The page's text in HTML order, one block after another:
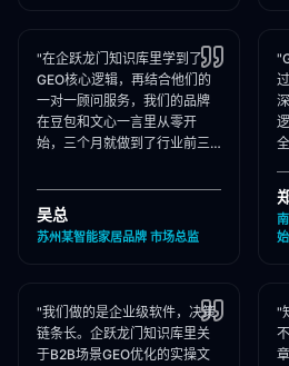
"在企跃龙门知识库里学到了
GEO核心逻辑，再结合他们的
一对一顾问服务，我们的品牌
在豆包和文心一言里从零开
始，三个月就做到了行业前三
藏！"
吴总
苏州某智能家居品牌 市场总监
"我们做的是企业级软件，决策
链条长。企跃龙门知识库里关
于B2B场景GEO优化的实操文
"